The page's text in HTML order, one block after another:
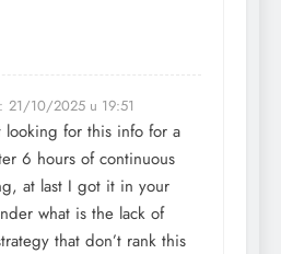
21/10/2025 u 19:51
looking for this info for a
6 hours of continuous
at last I got it in your
what is the lack of
that don’t rank this